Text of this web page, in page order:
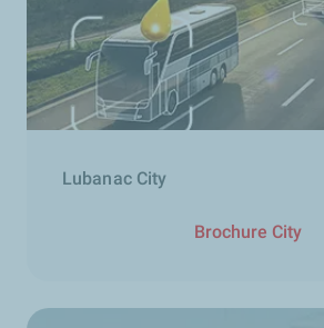
Lubanac City
Brochure City